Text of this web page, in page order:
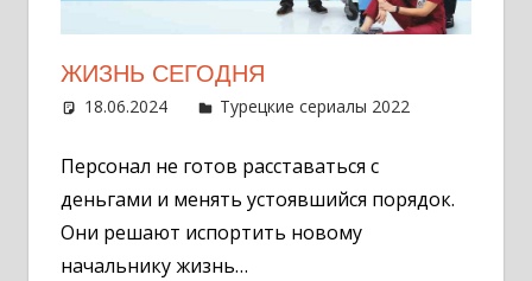
ЖИЗНЬ СЕГОДНЯ
18.06.2024 Администратор
Турецкие сериалы 2022
Персонал не готов расставаться с
деньгами и менять устоявшийся порядок.
Они решают испортить новому
начальнику жизнь…